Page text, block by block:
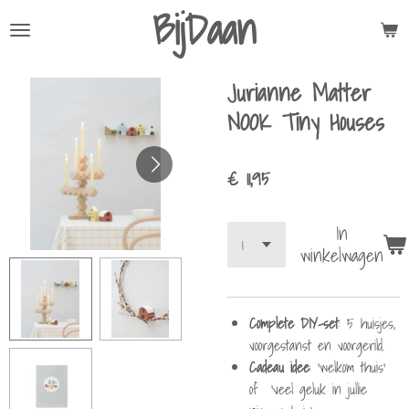
direct
BijDaan
Jurianne Matter
NOOK Tiny Houses
€ 11,95
In
winkelwagen
Complete DIY-set: 5 huisjes,
voorgestanst en voorgerild.
Cadeau idee: ‘welkom thuis’
of ‘veel geluk in jullie